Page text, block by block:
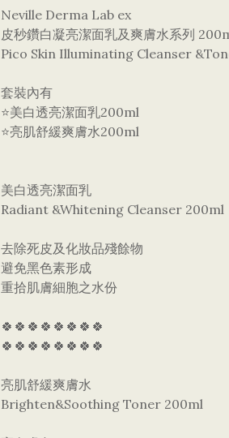
Neville Derma Lab ex
皮秒鑽白凝亮潔面乳及爽膚水系列
Pico Skin Illuminating Cleanser
套裝內有
⭐美白透亮潔面乳200ml
⭐亮肌舒緩爽膚水200ml
美白透亮潔面乳
Radiant &Whitening Cleanser 200ml
去除死皮及化妝品殘餘物
避免黑色素形成
重拾肌膚細胞之水份
🍀🍀🍀🍀🍀🍀🍀🍀
🍀🍀🍀🍀🍀🍀🍀🍀
亮肌舒緩爽膚水
Brighten&Soothing Toner 200ml